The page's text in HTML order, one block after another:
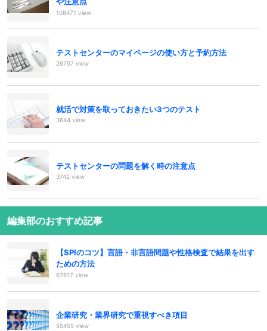
108471 view
テストセンターのマイページの使い方と予約方法
26757 view
就活で対策を取っておきたい3つのテスト
3644 view
テストセンターの問題を解く時の注意点
3742 view
編集部のおすすめ記事
【SPIのコツ】言語・非言語問題や性格検査で結果を出す
ための方法
67617 view
企業研究・業界研究で重視すべき項目
55455 view